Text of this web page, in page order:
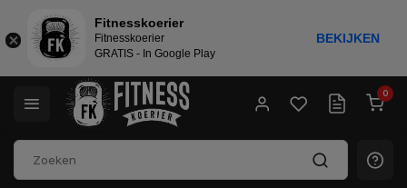
0
Fitnesskoerier
Fitnesskoerier
GRATIS - In Google Play
BEKIJKEN